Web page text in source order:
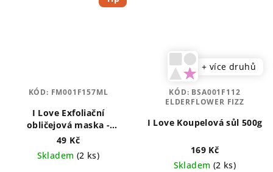
I Love Exfoliační
obličejová maska -
Peeling Beautiful 10ml
49 Kč
Skladem (2 ks)
KÓD: FM001F157ML
+ více druhů
I Love Koupelová sůl 500g
169 Kč
Skladem (2 ks)
KÓD: BSA001F112
ELDERFLOWER FIZZ